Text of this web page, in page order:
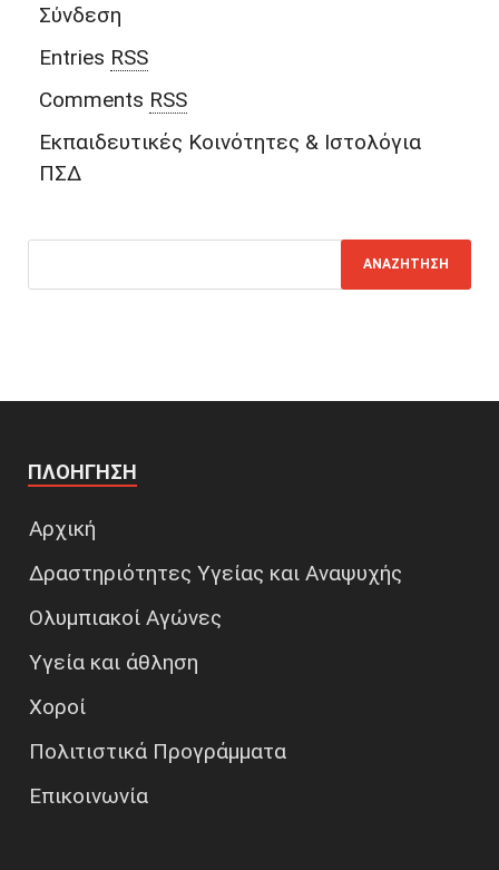
Σύνδεση
Entries RSS
Comments RSS
Εκπαιδευτικές Κοινότητες & Ιστολόγια
ΠΣΔ
ΠΛΟΉΓΗΣΗ
Αρχική
Δραστηριότητες Υγείας και Αναψυχής
Ολυμπιακοί Αγώνες
Υγεία και άθληση
Χοροί
Πολιτιστικά Προγράμματα
Επικοινωνία